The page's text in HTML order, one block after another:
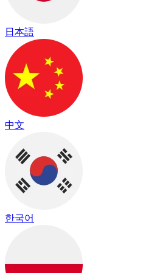
日本語
中文
한국어